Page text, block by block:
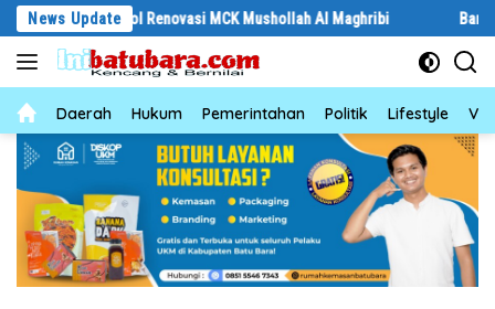
Langsung
konten
News Update
Kontrol Renovasi MCK Mushollah Al Maghribi ‎Baru Grand
NewsDaerah Hukum Pemerintahan Politik Lifestyle